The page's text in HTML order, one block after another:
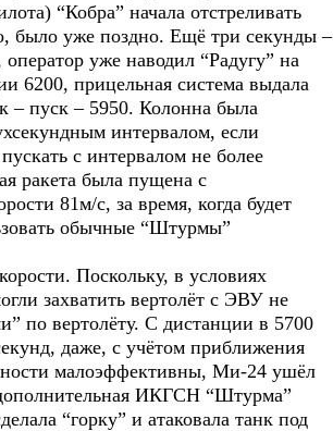
“Кобра” начала отстреливать
было уже поздно. Ещё три секунды –
уже наводил “Радугу” на
6200, прицельная система выдала
– пуск – 5950. Колонна была
интервалом, если
с интервалом не более
ракета была пущена с
81м/с, за время, когда будет
обычные “Штурмы”
Поскольку, в условиях
захватить вертолёт с ЭВУ не
по вертолёту. С дистанции в 5700
даже, с учётом приближения
малоэффективны, Ми-24 ушёл
ИКГСН “Штурма”
“горку” и атаковала танк под